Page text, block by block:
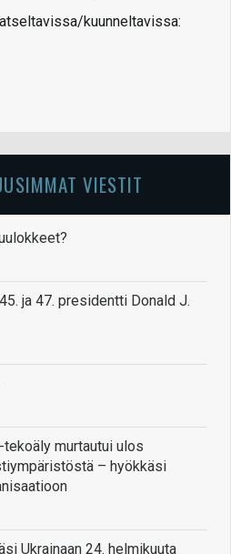
kuunneltavissa:
VIESTIT
ja 47. presidentti Donald J.
murtautui ulos
– hyökkäsi
Ukrainaan 24. helmikuuta